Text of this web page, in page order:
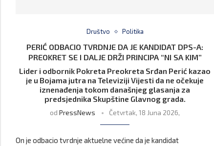
Društvo Politika
PERIĆ ODBACIO TVRDNJE DA JE KANDIDAT DPS-A:
PREOKRET SE I DALJE DRŽI PRINCIPA “NI SA KIM”
Lider i odbornik Pokreta Preokreta Srđan Perić kazao
je u Bojama jutra na Televiziji Vijesti da ne očekuje
iznenađenja tokom današnjeg glasanja za
predsjednika Skupštine Glavnog grada.
odPressNews Četvrtak, 18 Juna 2026,
On je odbacio tvrdnje aktuelne većine da je kandidat